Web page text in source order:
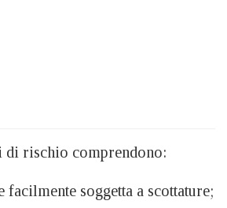
rischio comprendono:
facilmente soggetta a scottature;